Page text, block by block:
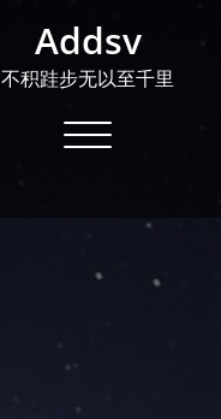
Addsv
不积跬步无以至千里
Toggle